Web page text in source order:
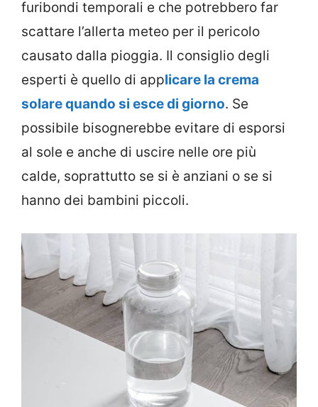
furibondi temporali e che potrebbero far
scattare l’allerta meteo per il pericolo
causato dalla pioggia. Il consiglio degli
esperti è quello di applicare la crema
solare quando si esce di giorno. Se
possibile bisognerebbe evitare di esporsi
al sole e anche di uscire nelle ore più
calde, soprattutto se si è anziani o se si
hanno dei bambini piccoli.